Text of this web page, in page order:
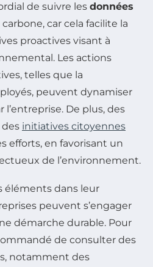
de suivre les données
car cela facilite la
proactives visant à
Les actions
telles que la
peuvent dynamiser
l’entreprise. De plus, des
initiatives citoyennes
efforts, en favorisant un
de l’environnement.
éléments dans leur
peuvent s’engager
démarche durable. Pour
de consulter des
notamment des